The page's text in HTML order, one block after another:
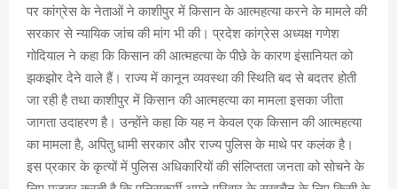
पर कांग्रेस के नेताओं ने काशीपुर में किसान के आत्महत्या करने के मामले की
सरकार से न्यायिक जांच की मांग भी की। प्रदेश कांग्रेस अध्यक्ष गणेश
गोदियाल ने कहा कि किसान की आत्महत्या के पीछे के कारण इंसानियत को
झकझोर देने वाले हैं। राज्य में कानून व्यवस्था की स्थिति बद से बदतर होती
जा रही है तथा काशीपुर में किसान की आत्महत्या का मामला इसका जीता
जागता उदाहरण है। उन्होंने कहा कि यह न केवल एक किसान की आत्महत्या
का मामला है, अपितु धामी सरकार और राज्य पुलिस के माथे पर कलंक है।
इस प्रकार के कृत्यों में पुलिस अधिकारियों की संलिप्तता जनता को सोचने के